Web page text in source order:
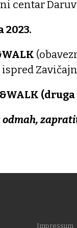
centar
2023.
Impressum